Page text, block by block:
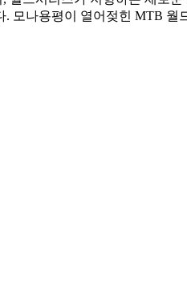
모나용평이 열어젖힌 MTB 월